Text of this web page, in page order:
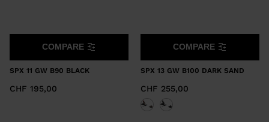
SPX 11 GW B90 BLACK
CHF 195,00
COMPARE
SPX 13 GW B100 DARK SAND
CHF 255,00
COMPARE